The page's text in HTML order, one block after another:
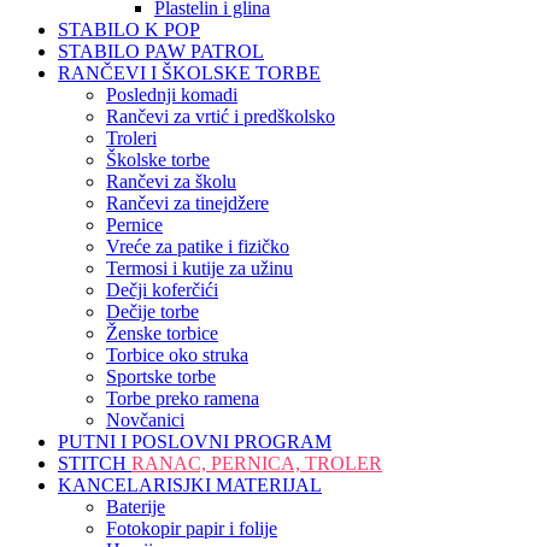
Plastelin i glina
STABILO K POP
STABILO PAW PATROL
RANČEVI I ŠKOLSKE TORBE
Poslednji komadi
Rančevi za vrtić i predškolsko
Troleri
Školske torbe
Rančevi za školu
Rančevi za tinejdžere
Pernice
Vreće za patike i fizičko
Termosi i kutije za užinu
Dečji koferčići
Dečije torbe
Ženske torbice
Torbice oko struka
Sportske torbe
Torbe preko ramena
Novčanici
PUTNI I POSLOVNI PROGRAM
STITCH RANAC, PERNICA, TROLER
KANCELARISJKI MATERIJAL
Baterije
Fotokopir papir i folije